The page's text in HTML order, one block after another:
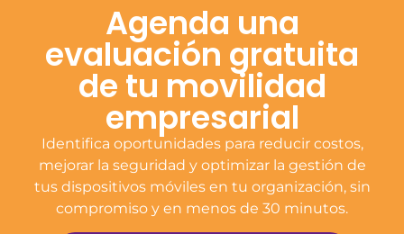
Agenda una
evaluación gratuita
de tu movilidad
empresarial
Identifica oportunidades para reducir costos,
mejorar la seguridad y optimizar la gestión de
tus dispositivos móviles en tu organización, sin
compromiso y en menos de 30 minutos.